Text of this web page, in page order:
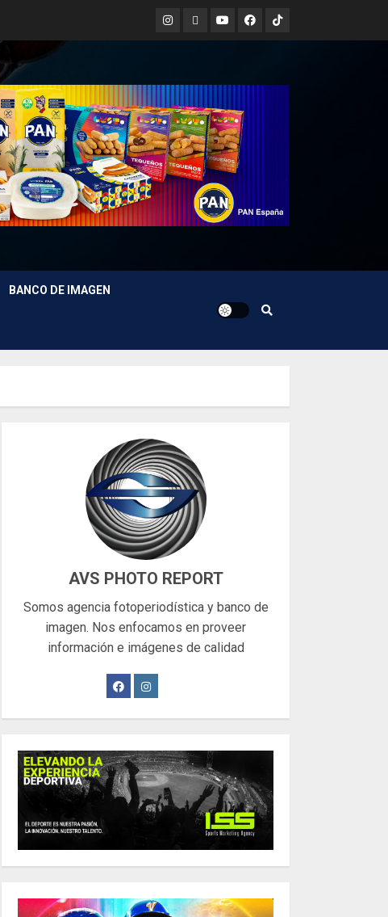
Instagram
X YoutubeFacebook
TikTok
BANCO DE IMAGEN
AVS PHOTO REPORT
Somos agencia fotoperiodística y banco de
imagen. Nos enfocamos en proveer
información e imágenes de calidad